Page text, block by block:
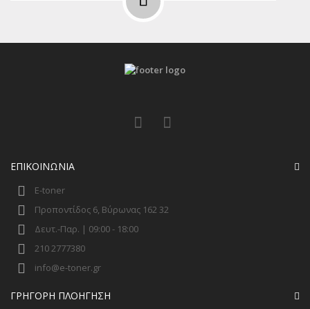
ΕΠΙΚΟΙΝΩΝΊΑ
E-toner
Προποντίδος 6, Βύρωνας 162 32
Δευτ.-Παρ. | 09:00 - 18:00
210 2777380
info@e-toner.gr
ΓΡΉΓΟΡΗ ΠΛΟΉΓΗΣΗ